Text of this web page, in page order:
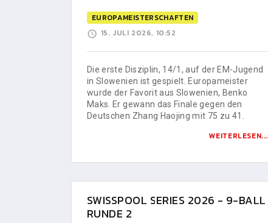
EUROPAMEISTERSCHAFTEN
15. JULI 2026, 10:52
Die erste Disziplin, 14/1, auf der EM-Jugend
in Slowenien ist gespielt. Europameister
wurde der Favorit aus Slowenien, Benko
Maks. Er gewann das Finale gegen den
Deutschen Zhang Haojing mit 75 zu 41.
WEITERLESEN...
SWISSPOOL SERIES 2026 - 9-BALL
RUNDE 2